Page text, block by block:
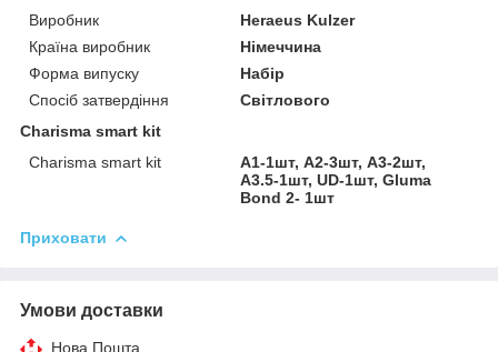
Виробник
Heraeus Kulzer
Країна виробник
Німеччина
Форма випуску
Набір
Спосіб затвердіння
Світлового
Charisma smart kit
Charisma smart kit
A1-1шт, А2-3шт, А3-2шт,
А3.5-1шт, UD-1шт, Gluma
Bond 2- 1шт
Приховати
Умови доставки
Нова Пошта